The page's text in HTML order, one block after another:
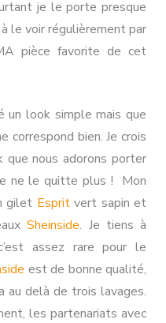
je le porte presque
le voir régulièrement par
pièce favorite de cet
un look simple mais que
bien. Je crois
nous adorons porter
ne le quitte plus ! Mon
gilet Espritvert sapin et
Sheinside. Je tiens à
assez rare pour le
est de bonne qualité,
delà de trois lavages.
les partenariats avec